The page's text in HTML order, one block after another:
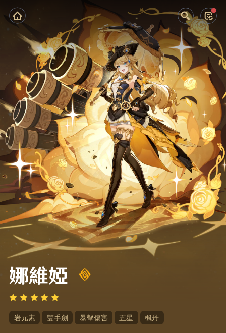
娜維婭
岩元素 雙手劍 暴擊傷害 五星 楓丹